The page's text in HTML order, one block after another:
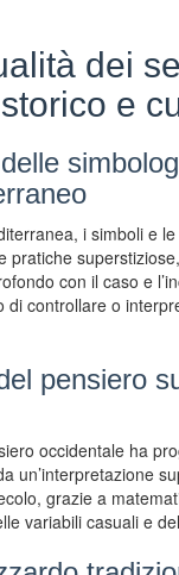
dei
e
i simboli e
pratiche
con il caso e
controllare o
pensiero
occidentale ha
un’interpretazione
grazie a
variabili casuali e